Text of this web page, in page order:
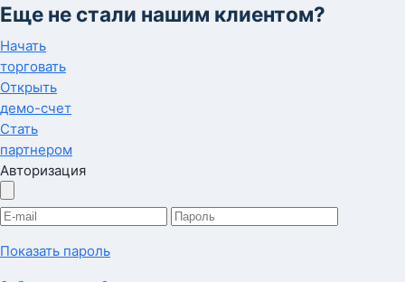
Еще не стали нашим клиентом?
Начать
торговать
Открыть
демо-счет
Стать
партнером
Авторизация
Показать пароль